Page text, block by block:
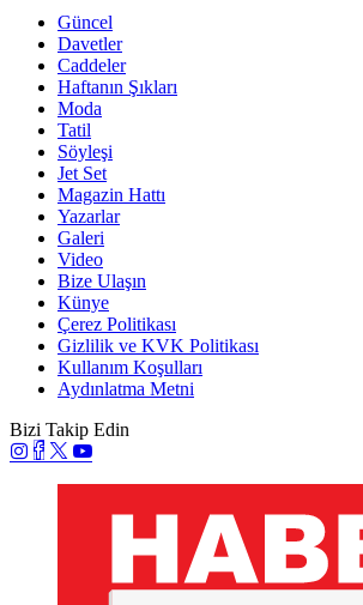
Güncel
Davetler
Caddeler
Haftanın Şıkları
Moda
Tatil
Söyleşi
Jet Set
Magazin Hattı
Yazarlar
Galeri
Video
Bize Ulaşın
Künye
Çerez Politikası
Gizlilik ve KVK Politikası
Kullanım Koşulları
Aydınlatma Metni
Bizi Takip Edin